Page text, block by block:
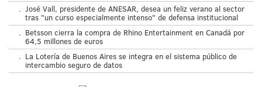
. José Vall, presidente de ANESAR, desea un feliz verano al sector
tras "un curso especialmente intenso" de defensa institucional
. Betsson cierra la compra de Rhino Entertainment en Canadá por
64,5 millones de euros
. La Lotería de Buenos Aires se integra en el sistema público de
intercambio seguro de datos